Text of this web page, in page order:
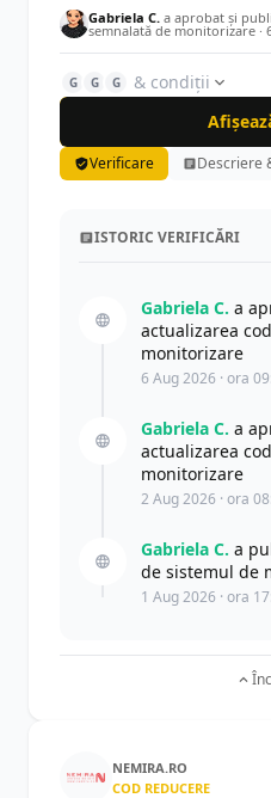
Gabriela C. a aprobat și
semnalată de monitorizare ·
G G G
& condiții
Verificare Descriere
ISTORIC VERIFICĂRI
Gabriela C. a
actualizarea
monitorizare
6 Aug 2026 · ora
Gabriela C. a
actualizarea
monitorizare
2 Aug 2026 · ora
Gabriela C. a
de sistemul de
1 Aug 2026 · ora
NEMIRA.RO
COD REDUCERE